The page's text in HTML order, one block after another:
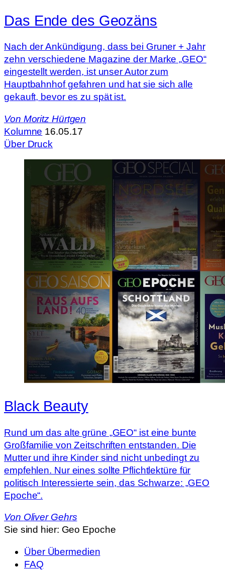
Das Ende des Geozäns
Nach der Ankündigung, dass bei Gruner + Jahr
zehn verschiedene Magazine der Marke „GEO“
eingestellt werden, ist unser Autor zum
Hauptbahnhof gefahren und hat sie sich alle
gekauft, bevor es zu spät ist.
Von Moritz Hürtgen
Kolumne 16.05.17
Über Druck
Black Beauty
Rund um das alte grüne „GEO“ ist eine bunte
Großfamilie von Zeitschriften entstanden. Die
Mutter und ihre Kinder sind nicht unbedingt zu
empfehlen. Nur eines sollte Pflichtlektüre für
politisch Interessierte sein, das Schwarze: „GEO
Epoche“.
Von Oliver Gehrs
Sie sind hier: Geo Epoche
Über Übermedien
FAQ